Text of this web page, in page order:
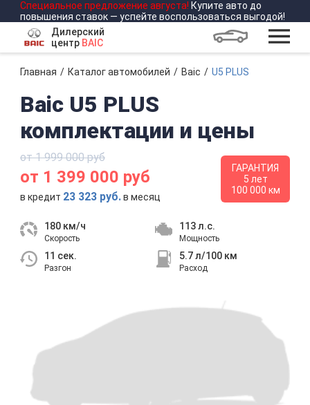
Специальное предложение августа! Купите авто до
повышения ставок — успейте воспользоваться выгодой!
Дилерский
центр BAIC
Главная Каталог автомобилей Baic U5 PLUS
Baic U5 PLUS
комплектации и цены
от 1 999 000 руб
от 1 399 000 руб
в кредит 23 323 руб.в месяц
ГАРАНТИЯ
5 лет
100 000 км
180 км/ч
Скорость
113 л.с.
Мощность
11 сек.
Разгон
5.7 л/100 км
Расход